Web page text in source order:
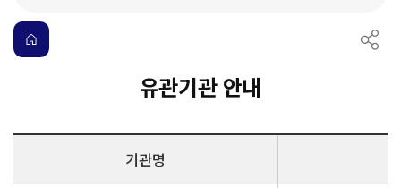
유관기관 안내
기관명